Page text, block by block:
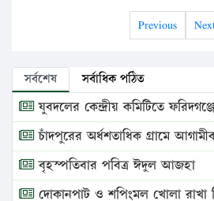
Previous
সর্বশেষ সর্বাধিক পঠিত
যুবদলের কেন্দ্রীয় কমিটিতে
চাঁদপুরের অর্ধশতাধিক গ্রামে
বৃহস্পতিবার পবিত্র ঈদুল আজহা
দোকানপাট ও শপিংমল খোলা রাখা